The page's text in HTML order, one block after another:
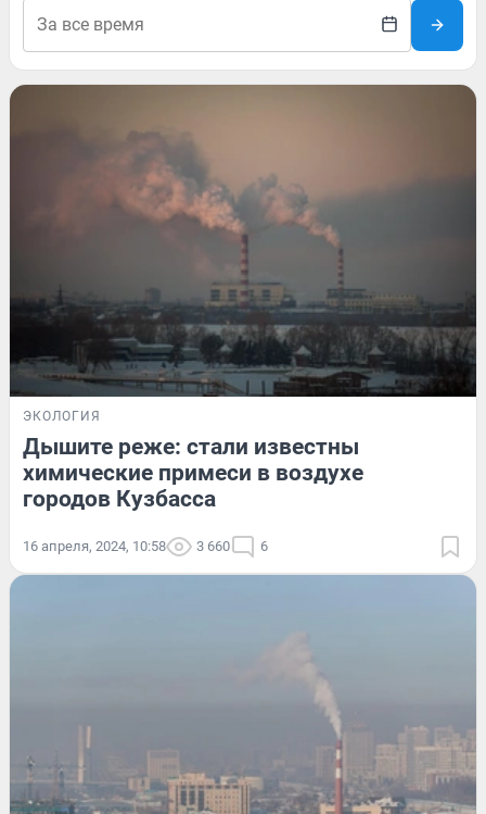
ЭКОЛОГИЯ
Дышите реже: стали известны
химические примеси в воздухе
городов Кузбасса
16 апреля, 2024, 10:58 3 660 6